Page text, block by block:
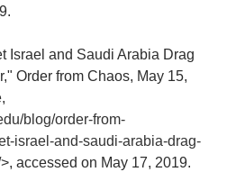
Israel and Saudi Arabia Drag
Order from Chaos, May 15,
blog/order-from-
israel-and-saudi-arabia-drag-
>, accessed on May 17, 2019.